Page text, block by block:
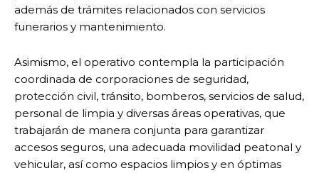
además de trámites relacionados con servicios
funerarios y mantenimiento.
Asimismo, el operativo contempla la participación
coordinada de corporaciones de seguridad,
protección civil, tránsito, bomberos, servicios de salud,
personal de limpia y diversas áreas operativas, que
trabajarán de manera conjunta para garantizar
accesos seguros, una adecuada movilidad peatonal y
vehicular, así como espacios limpios y en óptimas